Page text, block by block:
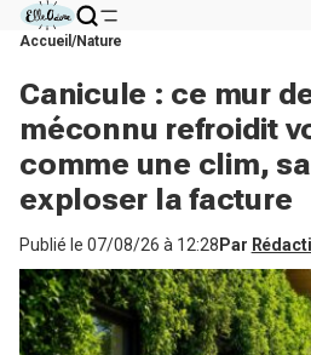
Accueil Nature
Canicule : ce mur
méconnu refroidit
comme une clim,
exploser la facture
Publié le 07/08/26 à 12:28 Par